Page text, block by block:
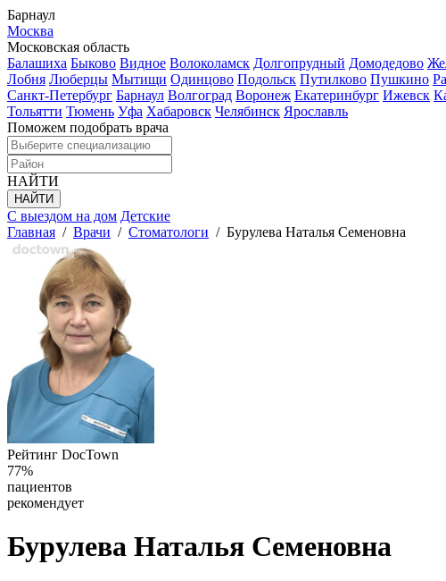
Барнаул
Москва
Московская область
Балашиха Быково Видное Волоколамск Долгопрудный Домодедово
Лобня Люберцы Мытищи Одинцово Подольск Путилково Пушкино
Санкт-Петербург Барнаул Волгоград Воронеж Екатеринбург Ижевск
Тольятти Тюмень Уфа Хабаровск Челябинск Ярославль
Поможем подобрать врача
НАЙТИ
С выездом на дом Детские
Главная / Врачи / Стоматологи / Бурулева Наталья Семеновна
Рейтинг DocTown
77%
пациентов
рекомендует
Бурулева Наталья Семеновна